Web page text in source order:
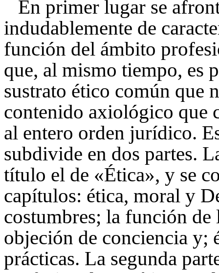
En primer lugar se
indudablemente de
función del ámbito
que, al mismo tiempo, es
sustrato ético común que
contenido axiológico que
al entero orden jurídico.
subdivide en dos partes.
título el de «Ética», y se
capítulos: ética, moral y
costumbres; la función
objeción de conciencia y;
prácticas. La segunda